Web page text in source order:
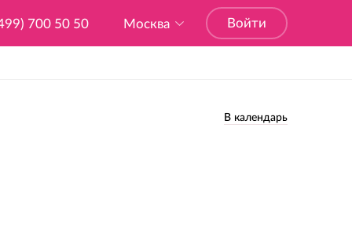
Войти
Москва
700 50 50
В календарь